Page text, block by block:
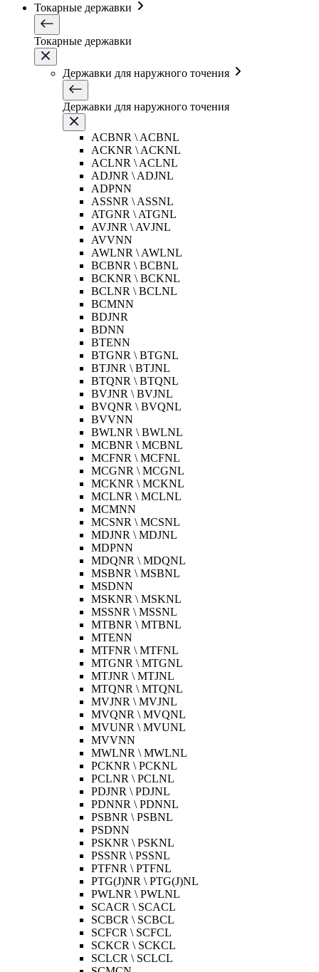
Токарные державки
Токарные державки
Державки для наружного точения
Державки для наружного точения
ACBNR \ ACBNL
ACKNR \ ACKNL
ACLNR \ ACLNL
ADJNR \ ADJNL
ADPNN
ASSNR \ ASSNL
ATGNR \ ATGNL
AVJNR \ AVJNL
AVVNN
AWLNR \ AWLNL
BCBNR \ BCBNL
BCKNR \ BCKNL
BCLNR \ BCLNL
BCMNN
BDJNR
BDNN
BTENN
BTGNR \ BTGNL
BTJNR \ BTJNL
BTQNR \ BTQNL
BVJNR \ BVJNL
BVQNR \ BVQNL
BVVNN
BWLNR \ BWLNL
MCBNR \ MCBNL
MCFNR \ MCFNL
MCGNR \ MCGNL
MCKNR \ MCKNL
MCLNR \ MCLNL
MCMNN
MCSNR \ MCSNL
MDJNR \ MDJNL
MDPNN
MDQNR \ MDQNL
MSBNR \ MSBNL
MSDNN
MSKNR \ MSKNL
MSSNR \ MSSNL
MTBNR \ MTBNL
MTENN
MTFNR \ MTFNL
MTGNR \ MTGNL
MTJNR \ MTJNL
MTQNR \ MTQNL
MVJNR \ MVJNL
MVQNR \ MVQNL
MVUNR \ MVUNL
MVVNN
MWLNR \ MWLNL
PCKNR \ PCKNL
PCLNR \ PCLNL
PDJNR \ PDJNL
PDNNR \ PDNNL
PSBNR \ PSBNL
PSDNN
PSKNR \ PSKNL
PSSNR \ PSSNL
PTFNR \ PTFNL
PTG(J)NR \ PTG(J)NL
PWLNR \ PWLNL
SCACR \ SCACL
SCBCR \ SCBCL
SCFCR \ SCFCL
SCKCR \ SCKCL
SCLCR \ SCLCL